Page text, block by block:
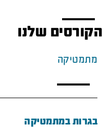
הקורסים שלנו
מתמטיקה
בגרות במתמטיקה